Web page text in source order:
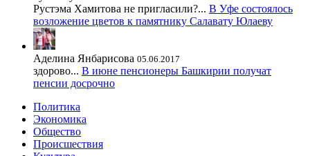
Рустэма Хамитова не пригласили?... В Уфе состоялось
возложение цветов к памятнику Салавату Юлаеву
Аделина Янбарисова 05.06.2017
здорово... В июне пенсионеры Башкирии получат
пенсии досрочно
Политика
Экономика
Общество
Происшествия